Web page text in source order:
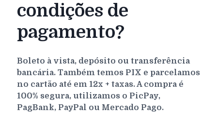
condições de
pagamento?
Boleto à vista, depósito ou transferência
bancária. Também temos PIX e parcelamos
no cartão até em 12x + taxas. A compra é
100% segura, utilizamos o PicPay,
PagBank, PayPal ou Mercado Pago.